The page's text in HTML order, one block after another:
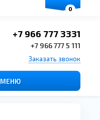
+7 966 777 3331
+7 966 777 5 111
Заказать звонок
МЕНЮ
0